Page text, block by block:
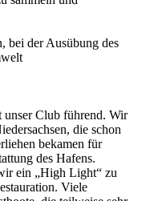
bei der Ausübung des
unser Club führend. Wir
die schon
bekamen für
des Hafens.
ein „High Light“ zu
Viele